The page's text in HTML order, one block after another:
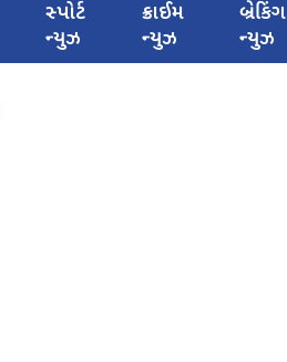
સ્પોર્ટ
ન્યુઝ
ક્રાઈમ
ન્યુઝ
બ્રેકિંગ
ન્યુઝ